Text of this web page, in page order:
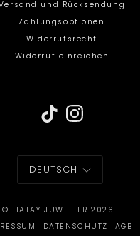
und Rücksendung
Zahlungsoptionen
Widerrufsrecht
Widerruf einreichen
SPRACHE
DEUTSCH
© HATAY JUWELIER 2026
DATENSCHUTZ AGB
Exklusive
Erhalten Sie einen
erste Bestellung.
Ich habe die